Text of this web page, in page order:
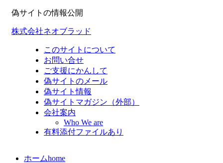
偽サイトの情報公開
株式会社ネオブラッド
このサイトについて
お問い合せ
ご支援にかんして
偽サイトのメール
偽サイト情報
偽サイトマガジン（外部）
会社案内
Who We are
有料添付ファイルあり
ホームhome